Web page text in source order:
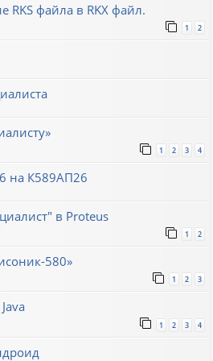
RKS файла в RKX файл.
1 2
1 2 3 4
на К589АП26
в Proteus
1 2
580»
1 2 3
1 2 3 4